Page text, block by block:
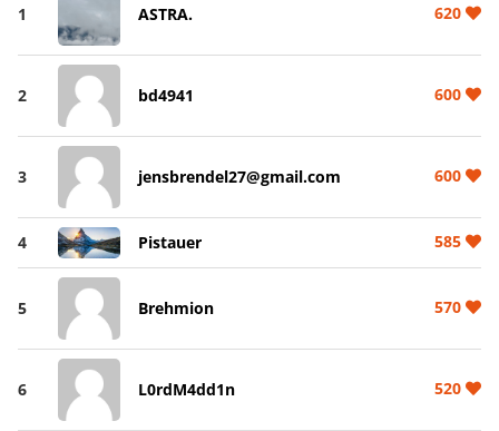
1 ASTRA. 620
2 bd4941 600
3 jensbrendel27@gmail.com 600
4 Pistauer 585
5 Brehmion 570
6 L0rdM4dd1n 520